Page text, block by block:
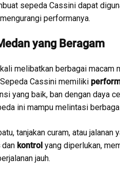
sepeda Cassini dapat
performanya.
yang Beragam
melibatkan berbagai macam
Cassini memiliki
yang baik, ban dengan daya
ini mampu melintasi
tanjakan curam, atau
dan kontrol yang diperlukan,
jauh.